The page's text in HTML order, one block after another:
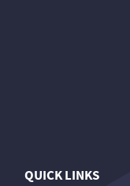
QUICK LINKS